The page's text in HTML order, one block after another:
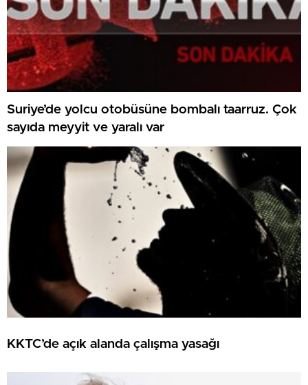
Suriye’de yolcu otobüsüne bombalı taarruz. Çok
sayıda meyyit ve yaralı var
KKTC’de açık alanda çalışma yasağı